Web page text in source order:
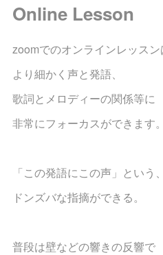
Online Lesson
zoomでのオンラインレッスン
より細かく声と発語、
歌詞とメロディーの関係等に
非常にフォーカスができます。
「この発語にこの声」という、
ドンズバな指摘ができる。
普段は壁などの響きの反響で